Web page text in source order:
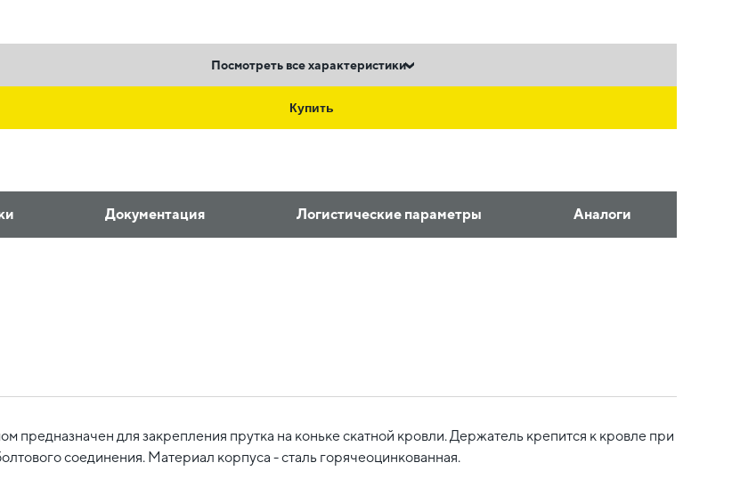
Посмотреть все характеристики
Купить
Документация Логистические параметры Аналоги
предназначен для закрепления прутка на коньке скатной кровли. Держатель крепится к кровле при
соединения. Материал корпуса - сталь горячеоцинкованная.